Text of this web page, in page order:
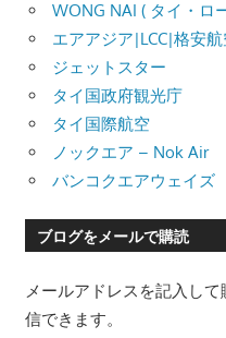
WONG NAI ( タイ・ロ
エアアジア|LCC|格安航
ジェットスター
タイ国政府観光庁
タイ国際航空
ノックエア – Nok Air
バンコクエアウェイズ
ブログをメールで購読
メールアドレスを記入し
信できます。